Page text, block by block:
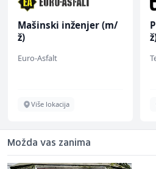
Mašinski inženjer (m/
ž)
Euro-Asfalt
Više lokacija
Možda vas zanima